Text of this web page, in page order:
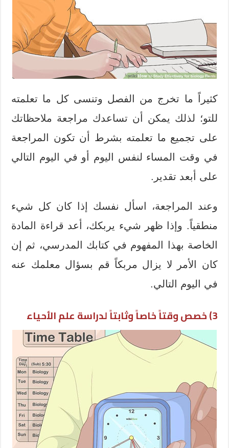
كثيراً ما تخرج من الفصل وتنسى كل ما تعلمته
للتو؛ لذلك يمكن أن تساعدك مراجعة ملاحظاتك
على تجميع ما تعلمته بشرط أن تكون المراجعة
في وقت المساء لنفس اليوم أو في اليوم التالي
على أبعد تقدير.
وعند المراجعة، اسأل نفسك إذا كان كل شيء
منطقياً. وإذا ظهر شيء يربكك، أعد قراءة المادة
الخاصة بهذا المفهوم في كتابك المدرسي، ثم إن
كان الأمر لا يزال مربكاً قم بسؤال معلمك عنه
في اليوم التالي.
3) خصص وقتاً خاصاً وثابتاً لدراسة علم الأحياء